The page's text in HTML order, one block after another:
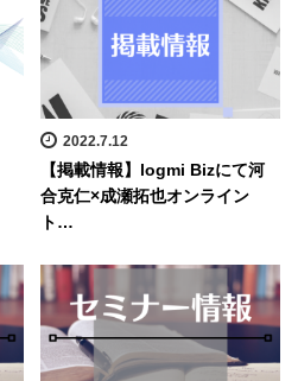
2022.7.12
【掲載情報】logmi Bizにて河
合克仁×成瀬拓也オンライン
ト…